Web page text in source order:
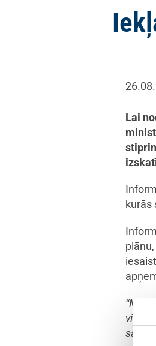
Lai
kurās
viņa